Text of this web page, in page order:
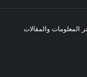
المعلومات والمقالات